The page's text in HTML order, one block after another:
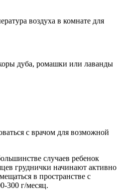
воздуха в комнате для
дуба, ромашки или лаванды
с врачом для возможной
случаев ребенок
груднички начинают активно
в пространстве с
300 г/месяц.